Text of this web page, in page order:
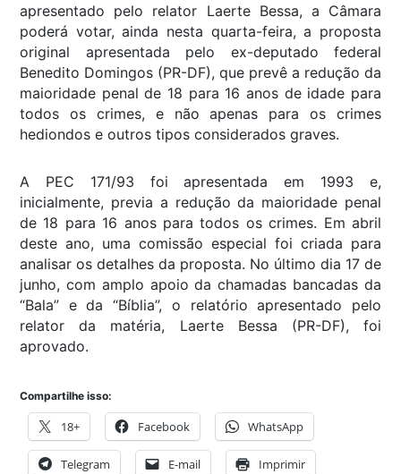
apresentado pelo relator Laerte Bessa, a Câmara
poderá votar, ainda nesta quarta-feira, a proposta
original apresentada pelo ex-deputado federal
Benedito Domingos (PR-DF), que prevê a redução da
maioridade penal de 18 para 16 anos de idade para
todos os crimes, e não apenas para os crimes
hediondos e outros tipos considerados graves.
A PEC 171/93 foi apresentada em 1993 e,
inicialmente, previa a redução da maioridade penal
de 18 para 16 anos para todos os crimes. Em abril
deste ano, uma comissão especial foi criada para
analisar os detalhes da proposta. No último dia 17 de
junho, com amplo apoio da chamadas bancadas da
“Bala” e da “Bíblia”, o relatório apresentado pelo
relator da matéria, Laerte Bessa (PR-DF), foi
aprovado.
Compartilhe isso:
18+ Facebook WhatsApp
Telegram E-mail Imprimir